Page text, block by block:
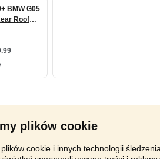
plików cookie
cookie i innych technologii